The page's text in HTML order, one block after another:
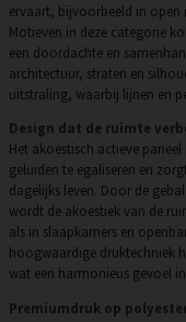
ervaart, bijvoorbeeld in open
Motieven in deze categorie
een doordachte en
architectuur, straten en
uitstraling, waarbij lijnen en
Design dat de ruimte
Het akoestisch actieve
geluiden te egaliseren en
dagelijks leven. Door de
wordt de akoestiek van de
als in slaapkamers en
hoogwaardige druktechniek
wat een harmonieus gevoel
Premiumdruk op